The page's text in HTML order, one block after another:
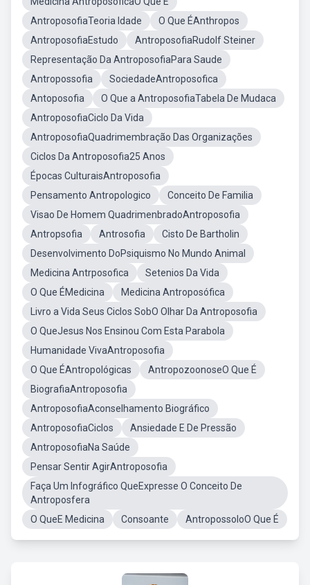
AntroposofiaTeoria Idade
O Que ÉAnthropos
AntroposofiaEstudo
AntroposofiaRudolf Steiner
Representação Da AntroposofiaPara Saude
Antropossofia
SociedadeAntroposofica
Antoposofia
O Que a AntroposofiaTabela De Mudaca
AntroposofiaCiclo Da Vida
AntroposofiaQuadrimembração Das Organizações
Ciclos Da Antroposofia25 Anos
Épocas CulturaisAntroposofia
Pensamento Antropologico
Conceito De Familia
Visao De Homem QuadrimenbradoAntroposofia
Antropsofia
Antrosofia
Cisto De Bartholin
Desenvolvimento DoPsiquismo No Mundo Animal
Medicina Antrposofica
Setenios Da Vida
O Que ÉMedicina
Medicina Antroposófica
Livro a Vida Seus Ciclos SobO Olhar Da Antroposofia
O QueJesus Nos Ensinou Com Esta Parabola
Humanidade VivaAntroposofia
O Que ÉAntropológicas
AntropozoonoseO Que É
BiografiaAntroposofia
AntroposofiaAconselhamento Biográfico
AntroposofiaCiclos
Ansiedade E De Pressão
AntroposofiaNa Saúde
Pensar Sentir AgirAntroposofia
Faça Um Infográfico QueExpresse O Conceito De
Antroposfera
O QueE Medicina
Consoante AntropossoloO Que É